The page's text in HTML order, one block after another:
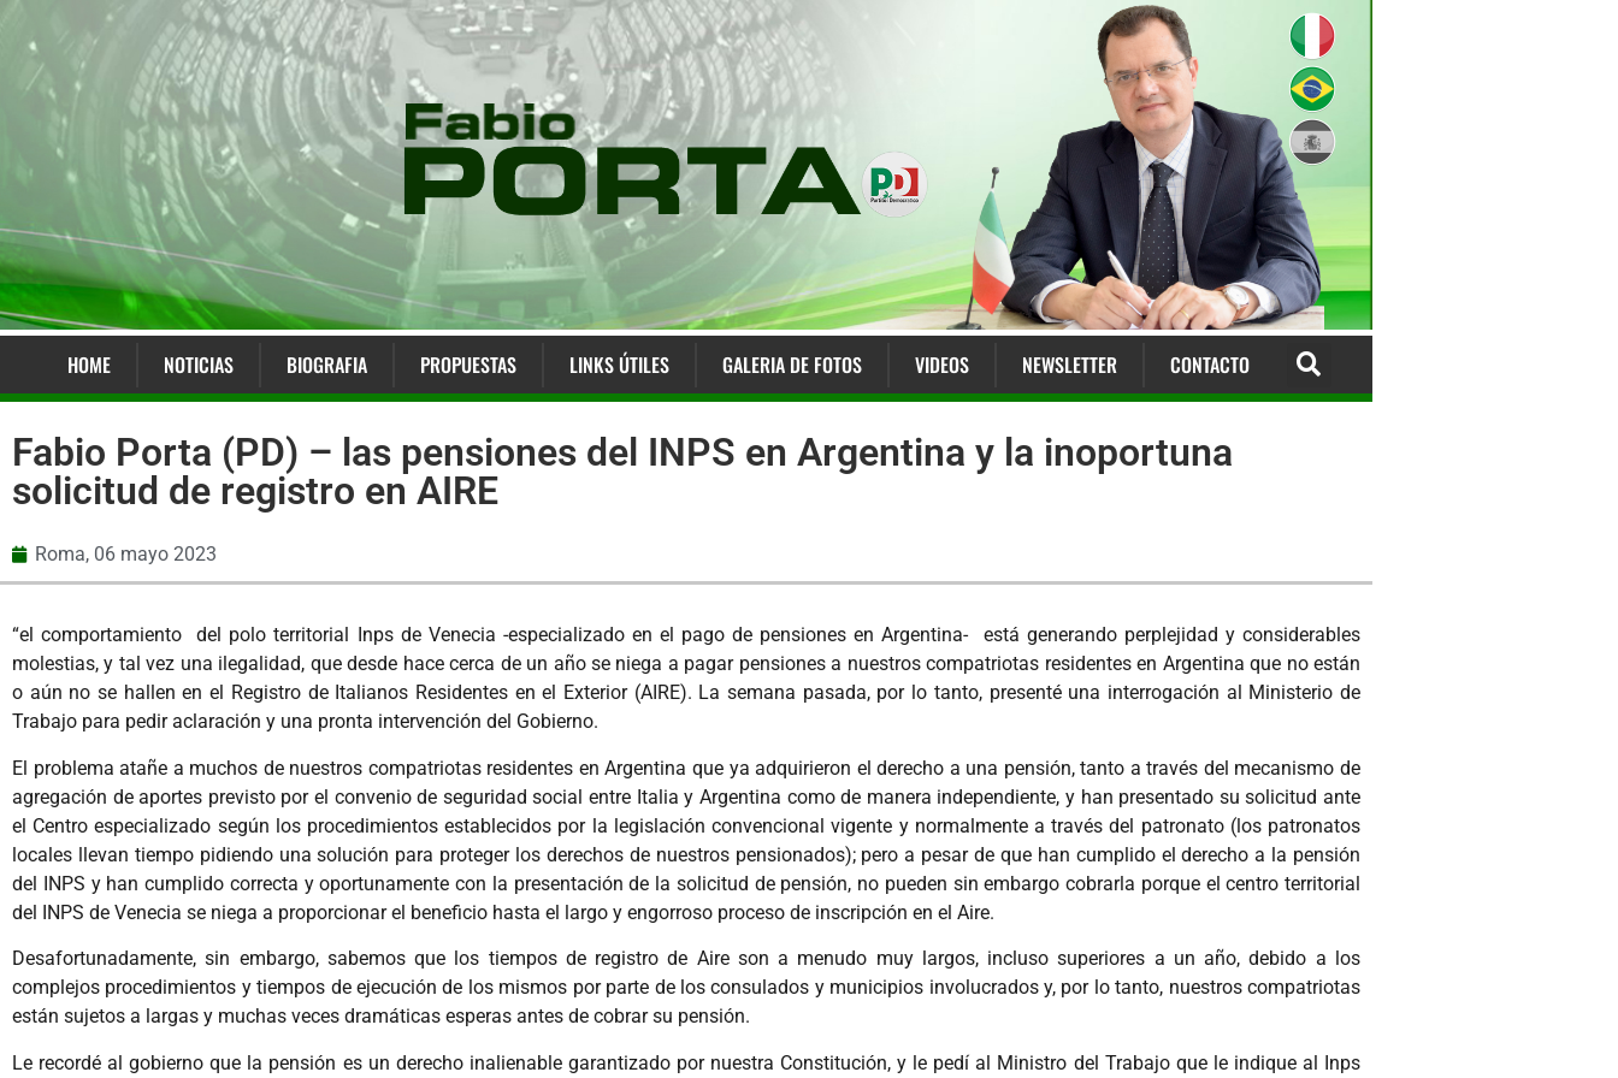
HOME NOTICIAS BIOGRAFIA PROPUESTAS LINKS ÚTILES GALERIA DE FOTOS VIDEOS NEWSLETTER CONTACTO
Fabio Porta (PD) – las pensiones del INPS en Argentina y la inoportuna
solicitud de registro en AIRE
Roma, 06 mayo 2023
“el comportamiento del polo territorial Inps de Venecia -especializado en el pago de pensiones en Argentina- está generando perplejidad y considerables
molestias, y tal vez una ilegalidad, que desde hace cerca de un año se niega a pagar pensiones a nuestros compatriotas residentes en Argentina que no están
o aún no se hallen en el Registro de Italianos Residentes en el Exterior (AIRE). La semana pasada, por lo tanto, presenté una interrogación al Ministerio de
Trabajo para pedir aclaración y una pronta intervención del Gobierno.
El problema atañe a muchos de nuestros compatriotas residentes en Argentina que ya adquirieron el derecho a una pensión, tanto a través del mecanismo de
agregación de aportes previsto por el convenio de seguridad social entre Italia y Argentina como de manera independiente, y han presentado su solicitud ante
el Centro especializado según los procedimientos establecidos por la legislación convencional vigente y normalmente a través del patronato (los patronatos
locales llevan tiempo pidiendo una solución para proteger los derechos de nuestros pensionados); pero a pesar de que han cumplido el derecho a la pensión
del INPS y han cumplido correcta y oportunamente con la presentación de la solicitud de pensión, no pueden sin embargo cobrarla porque el centro territorial
del INPS de Venecia se niega a proporcionar el beneficio hasta el largo y engorroso proceso de inscripción en el Aire.
Desafortunadamente, sin embargo, sabemos que los tiempos de registro de Aire son a menudo muy largos, incluso superiores a un año, debido a los
complejos procedimientos y tiempos de ejecución de los mismos por parte de los consulados y municipios involucrados y, por lo tanto, nuestros compatriotas
están sujetos a largas y muchas veces dramáticas esperas antes de cobrar su pensión.
Le recordé al gobierno que la pensión es un derecho inalienable garantizado por nuestra Constitución, y le pedí al Ministro del Trabajo que le indique al Inps